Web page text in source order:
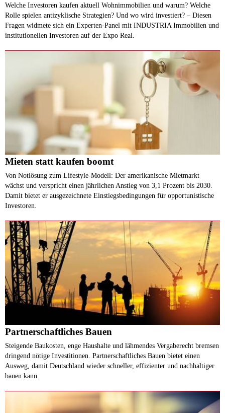
Welche Investoren kaufen aktuell Wohnimmobilien und warum? Welche
Rolle spielen antizyklische Strategien? Und wo wird investiert? – Diesen
Fragen widmete sich ein Experten-Panel mit INDUSTRIA Immobilien und
institutionellen Investoren auf der Expo Real.
Mieten statt kaufen boomt
Von Notlösung zum Lifestyle-Modell: Der amerikanische Mietmarkt
wächst und verspricht einen jährlichen Anstieg von 3,1 Prozent bis 2030.
Damit bietet er ausgezeichnete Einstiegsbedingungen für opportunistische
Investoren.
Partnerschaftliches Bauen
Steigende Baukosten, enge Haushalte und lähmendes Vergaberecht bremsen
dringend nötige Investitionen. Partnerschaftliches Bauen bietet einen
Ausweg, damit Deutschland wieder schneller, effizienter und nachhaltiger
bauen kann.